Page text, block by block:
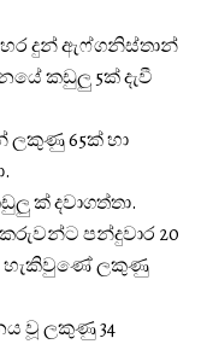
දුන් ඇෆ්ගනිස්තාන්
කඩුලු 5ක් දැවී
ලකුණු 65ක් හා
ක් දවාගත්තා.
පන්දුවාර 20
හැකිවුණේ ලකුණු
වූ ලකුණු 34